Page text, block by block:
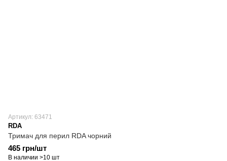
Артикул: 63471
RDA
Тримач для перил RDA чорний
465 грн/шт
В наличии >10 шт